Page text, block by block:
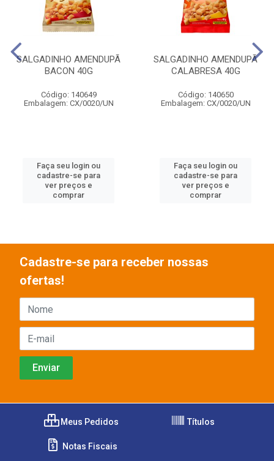
SALGADINHO AMENDUPÃ
BACON 40G
Código: 140649
Embalagem: CX/0020/UN
Faça seu login ou
cadastre-se para
ver preços e
comprar
SALGADINHO AMENDUPÃ
CALABRESA 40G
Código: 140650
Embalagem: CX/0020/UN
Faça seu login ou
cadastre-se para
ver preços e
comprar
Cadastre-se para receber nossas
ofertas!
Meus Pedidos Títulos
Notas Fiscais